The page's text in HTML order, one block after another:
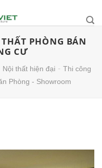
PHÒNG BÁN
CƯ
Nội thất hiện đại - Thi công
Phòng - Showroom